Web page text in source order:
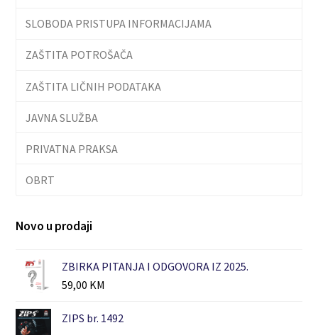
SLOBODA PRISTUPA INFORMACIJAMA
ZAŠTITA POTROŠAČA
ZAŠTITA LIČNIH PODATAKA
JAVNA SLUŽBA
PRIVATNA PRAKSA
OBRT
Novo u prodaji
ZBIRKA PITANJA I ODGOVORA IZ 2025.
59,00 KM
ZIPS br. 1492